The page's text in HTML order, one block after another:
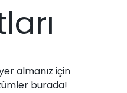
almanız için
burada!